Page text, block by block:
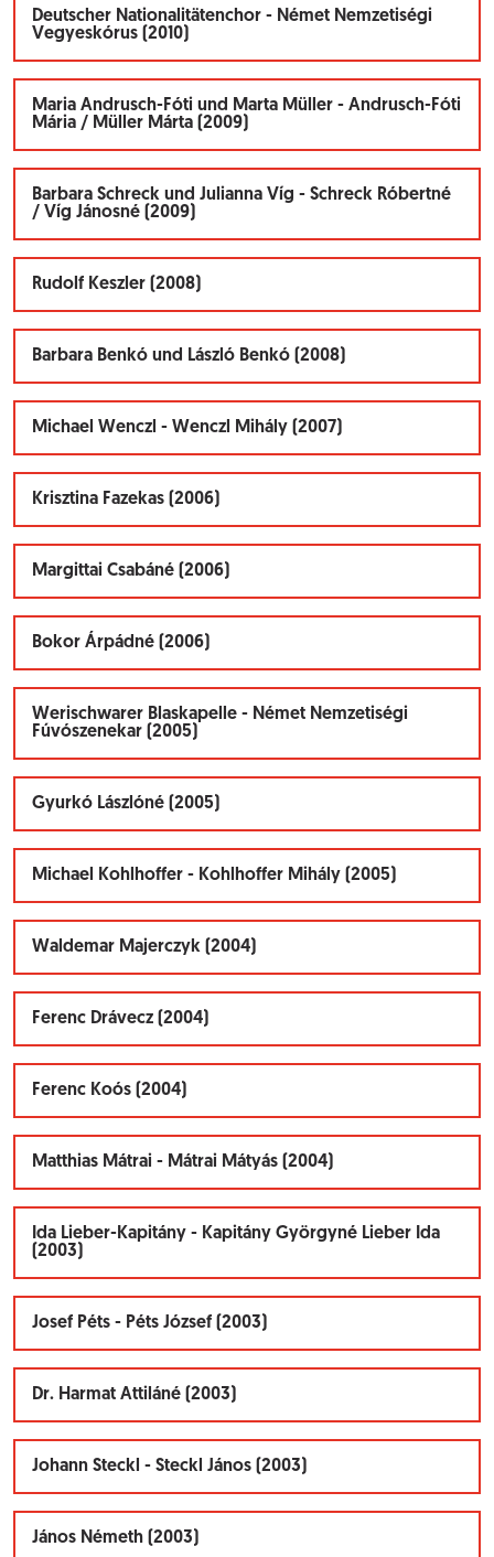
Deutscher Nationalitätenchor - Német Nemzetiségi
Vegyeskórus (2010)
Maria Andrusch-Fóti und Marta Müller - Andrusch-Fóti
Mária / Müller Márta (2009)
Barbara Schreck und Julianna Víg - Schreck Róbertné
/ Víg Jánosné (2009)
Rudolf Keszler (2008)
Barbara Benkó und László Benkó (2008)
Michael Wenczl - Wenczl Mihály (2007)
Krisztina Fazekas (2006)
Margittai Csabáné (2006)
Bokor Árpádné (2006)
Werischwarer Blaskapelle - Német Nemzetiségi
Fúvószenekar (2005)
Gyurkó Lászlóné (2005)
Michael Kohlhoffer - Kohlhoffer Mihály (2005)
Waldemar Majerczyk (2004)
Ferenc Drávecz (2004)
Ferenc Koós (2004)
Matthias Mátrai - Mátrai Mátyás (2004)
Ida Lieber-Kapitány - Kapitány Györgyné Lieber Ida
(2003)
Josef Péts - Péts József (2003)
Dr. Harmat Attiláné (2003)
Johann Steckl - Steckl János (2003)
János Németh (2003)